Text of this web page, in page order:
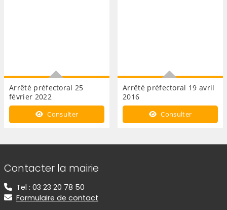
Arrêté préfectoral 25
février 2022
Formation des maîtres de
chiens dangereux
Consulter
Arrêté préfectoral 19 avril
2016
Bruits de voisinage
Consulter
Informations de contact
Contacter la mairie
Tel : 03 23 20 78 50
Formulaire de contact